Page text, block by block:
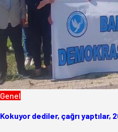
Genel
Kokuyor dediler, çağrı yaptılar,